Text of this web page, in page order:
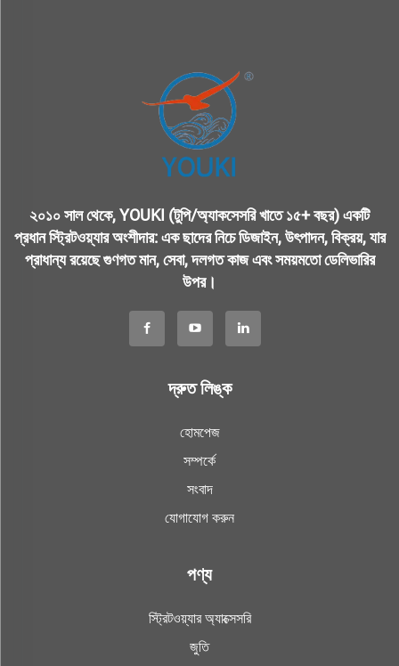
২০১০ সাল থেকে, YOUKI (টুপি/অ্যাকসেসরি খাতে ১৫+ বছর) একটি
প্রধান স্ট্রিটওয়্যার অংশীদার: এক ছাদের নিচে ডিজাইন, উৎপাদন, বিক্রয়, যার
প্রাধান্য রয়েছে গুণগত মান, সেবা, দলগত কাজ এবং সময়মতো ডেলিভারির
উপর।
দ্রুত লিঙ্ক
হোমপেজ
সম্পর্কে
সংবাদ
যোগাযোগ করুন
পণ্য
স্ট্রিটওয়্যার অ্যাক্সেসরি
জুতি